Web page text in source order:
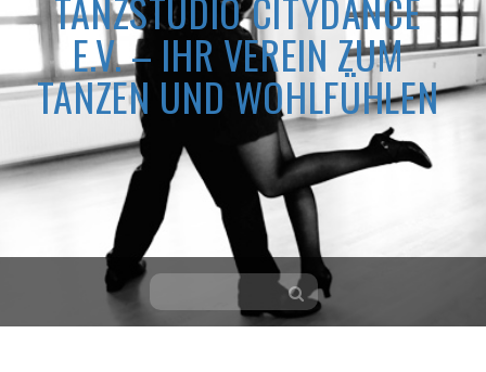
E.V. – IHR VEREIN ZUM
TANZEN UND WOHLFÜHLEN